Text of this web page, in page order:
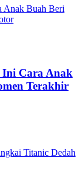
Ini Cara Anak
Terakhir